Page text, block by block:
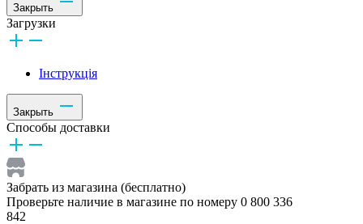
Закрыть
Загрузки
Інструкція
Закрыть
Способы доставки
Забрать из магазина (бесплатно)
Проверьте наличие в магазине по номеру 0 800 336
842